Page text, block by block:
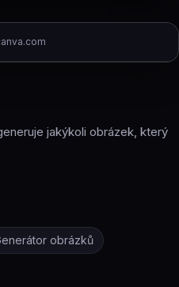
jakýkoli obrázek, který
obrázků